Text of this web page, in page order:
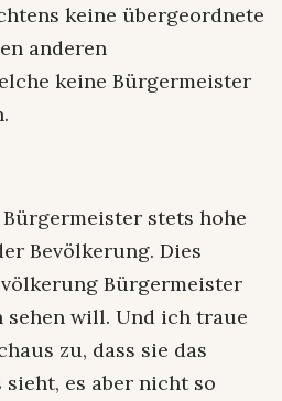
keine übergeordnete
anderen
keine Bürgermeister
stets hohe
Bevölkerung. Dies
Bürgermeister
will. Und ich traue
zu, dass sie das
es aber nicht so